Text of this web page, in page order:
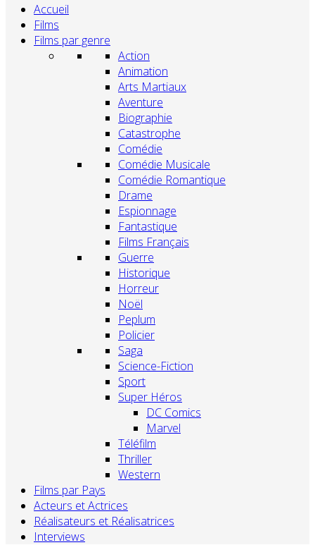
Accueil
Films
Films par genre
Action
Animation
Arts Martiaux
Aventure
Biographie
Catastrophe
Comédie
Comédie Musicale
Comédie Romantique
Drame
Espionnage
Fantastique
Films Français
Guerre
Historique
Horreur
Noël
Peplum
Policier
Saga
Science-Fiction
Sport
Super Héros
DC Comics
Marvel
Téléfilm
Thriller
Western
Films par Pays
Acteurs et Actrices
Réalisateurs et Réalisatrices
Interviews